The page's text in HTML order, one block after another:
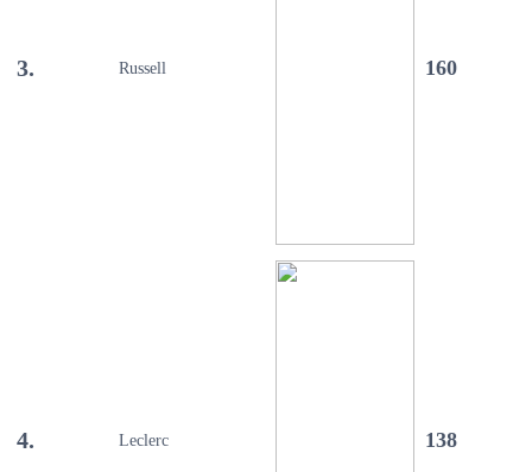
3. Russell 160
4. Leclerc 138